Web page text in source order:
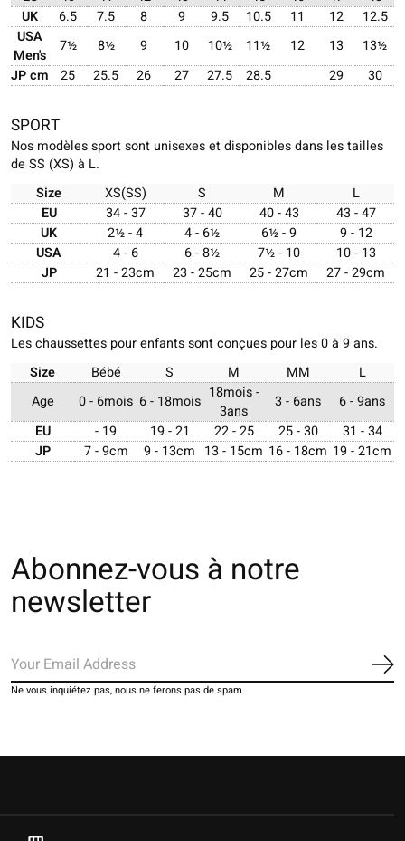
UK
6.5 7.5 8 9 9.5 10.5 11 12
12.5
USA
Men's
7½ 8½ 9 10 10½ 11½ 12 13
13½
JP cm
25 25.5 26 27 27.5 28.5 29 30
SPORT
Nos modèles sport sont unisexes et disponibles dans les tailles
de SS (XS) à L.
Size
XS(SS) S M
L
EU
34 - 37 37 - 40 40 - 43
43 - 47
UK
2½ - 4 4 - 6½ 6½ - 9
9 - 12
USA
4 - 6 6 - 8½ 7½ - 10
10 - 13
JP
21 - 23cm 23 - 25cm 25 - 27cm 27 - 29cm
KIDS
Les chaussettes pour enfants sont conçues pour les 0 à 9 ans.
Size
Bébé S M MM
L
Age
0 - 6mois 6 - 18mois 18mois -
3ans
3 - 6ans
6 - 9ans
EU
- 19 19 - 21 22 - 25 25 - 30
31 - 34
JP
7 - 9cm 9 - 13cm 13 - 15cm 16 - 18cm 19 - 21cm
Abonnez-vous à notre
newsletter
Ne vous inquiétez pas, nous ne ferons pas de spam.